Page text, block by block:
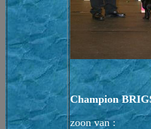
Champion
zoon van :